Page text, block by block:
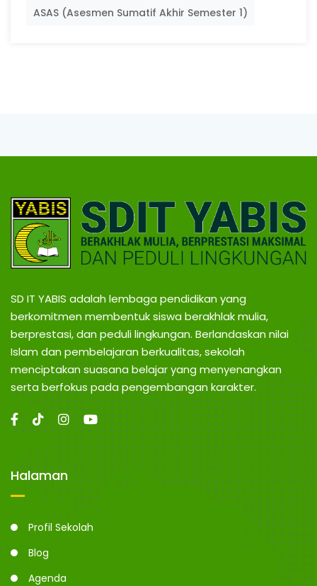
ASAS (Asesmen Sumatif Akhir Semester 1)
SD IT YABIS adalah lembaga pendidikan yang
berkomitmen membentuk siswa berakhlak mulia,
berprestasi, dan peduli lingkungan. Berlandaskan nilai
Islam dan pembelajaran berkualitas, sekolah
menciptakan suasana belajar yang menyenangkan
serta berfokus pada pengembangan karakter.
Halaman
Profil Sekolah
Blog
Agenda